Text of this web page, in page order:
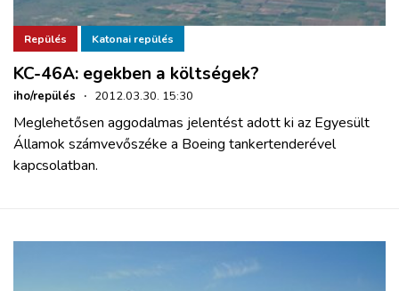
Repülés Katonai repülés
KC-46A: egekben a költségek?
iho/repülés · 2012.03.30. 15:30
Meglehetősen aggodalmas jelentést adott ki az Egyesült
Államok számvevőszéke a Boeing tankertenderével
kapcsolatban.